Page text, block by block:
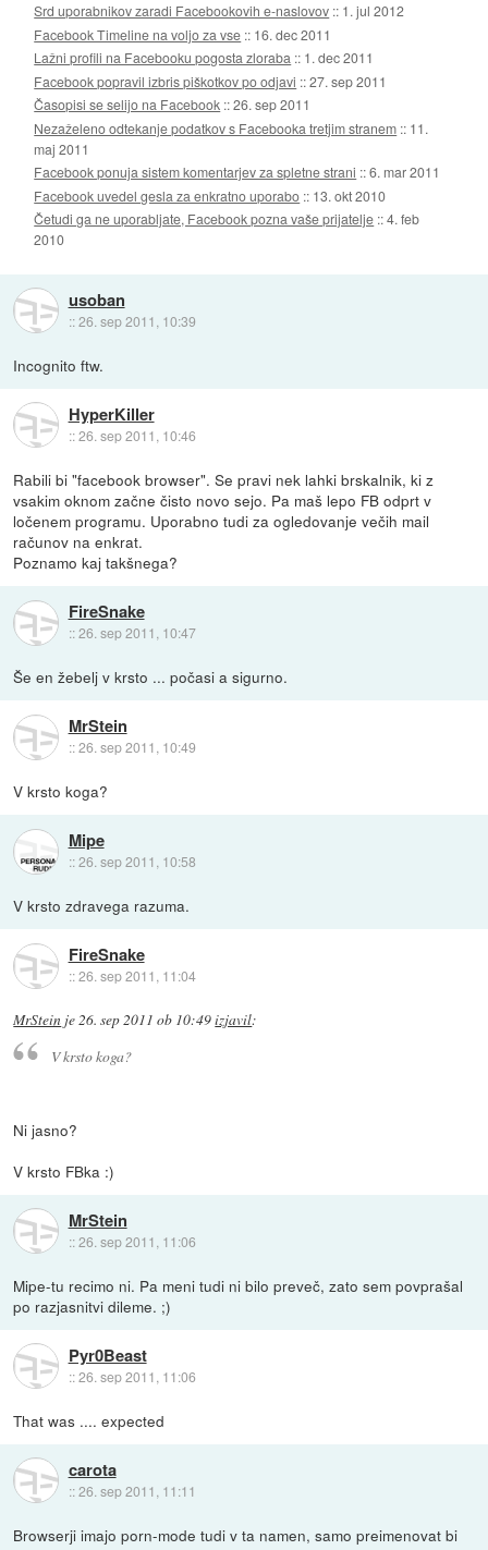
Srd uporabnikov zaradi Facebookovih e-naslovov :: 1. jul 2012
Facebook Timeline na voljo za vse :: 16. dec 2011
Lažni profili na Facebooku pogosta zloraba :: 1. dec 2011
Facebook popravil izbris piškotkov po odjavi ::27. sep 2011
Časopisi se selijo na Facebook ::26. sep 2011
Nezaželeno odtekanje podatkov s Facebooka tretjim stranem :: 11.
maj 2011
Facebook ponuja sistem komentarjev za spletne strani ::6. mar 2011
Facebook uvedel gesla za enkratno uporabo :: 13. okt 2010
Četudi ga ne uporabljate, Facebook pozna vaše prijatelje ::4. feb
2010
usoban
::26. sep 2011, 10:39
Incognito ftw.
HyperKiller
::26. sep 2011, 10:46
Rabili bi "facebook browser". Se pravi nek lahki brskalnik, ki z
vsakim oknom začne čisto novo sejo. Pa maš lepo FB odprt v
ločenem programu. Uporabno tudi za ogledovanje večih mail
računov na enkrat.
Poznamo kaj takšnega?
FireSnake
::26. sep 2011, 10:47
Še en žebelj v krsto ... počasi a sigurno.
MrStein
::26. sep 2011, 10:49
V krsto koga?
Mipe
::26. sep 2011, 10:58
V krsto zdravega razuma.
FireSnake
::26. sep 2011, 11:04
MrStein je26. sep 2011 ob 10:49izjavil:
V krsto koga?
Ni jasno?
V krsto FBka :)
MrStein
::26. sep 2011, 11:06
Mipe-tu recimo ni. Pa meni tudi ni bilo preveč, zato sem povprašal
po razjasnitvi dileme. ;)
Pyr0Beast
::26. sep 2011, 11:06
That was .... expected
carota
::26. sep 2011, 11:11
Browserji imajo porn-mode tudi v ta namen, samo preimenovat bi